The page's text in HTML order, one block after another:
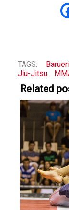
TAGS: Barueri
Jiu-Jitsu
Related